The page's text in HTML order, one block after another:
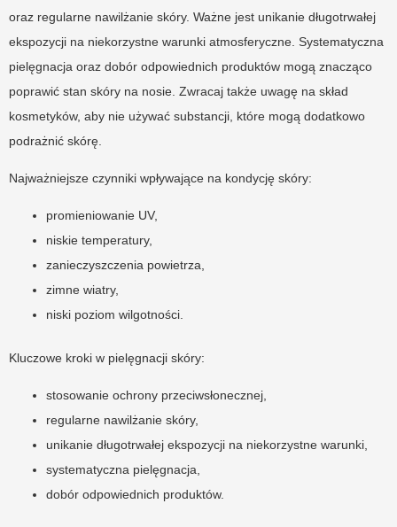
oraz regularne nawilżanie skóry. Ważne jest unikanie długotrwałej
ekspozycji na niekorzystne warunki atmosferyczne. Systematyczna
pielęgnacja oraz dobór odpowiednich produktów mogą znacząco
poprawić stan skóry na nosie. Zwracaj także uwagę na skład
kosmetyków, aby nie używać substancji, które mogą dodatkowo
podrażnić skórę.
Najważniejsze czynniki wpływające na kondycję skóry:
promieniowanie UV,
niskie temperatury,
zanieczyszczenia powietrza,
zimne wiatry,
niski poziom wilgotności.
Kluczowe kroki w pielęgnacji skóry:
stosowanie ochrony przeciwsłonecznej,
regularne nawilżanie skóry,
unikanie długotrwałej ekspozycji na niekorzystne warunki,
systematyczna pielęgnacja,
dobór odpowiednich produktów.